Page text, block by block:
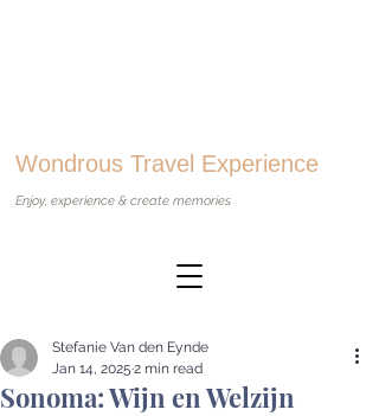
Wondrous Travel Experience
Enjoy, experience & create memories
Sonoma: Wijn en Welzijn
Stefanie Van den Eynde
Jan 14, 2025 2 min read